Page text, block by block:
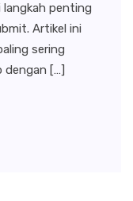
langkah penting
Artikel ini
sering
dengan […]